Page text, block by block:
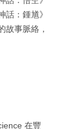
：鍾馗》
故事脈絡，
在豐